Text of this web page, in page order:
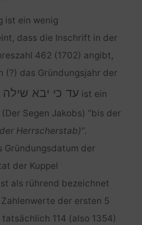
ist ein wenig
dass die Inschrift in der
462 (1702) angibt,
(?) das Gründungsjahr der
עד כי יבא שילה ist ein
Segen Jakobs) “bis der
Herrscherstab)“.
Gründungsdatum der
der Kuppel
als rührend bezeichnet
der ersten 5
114 (also 1354)